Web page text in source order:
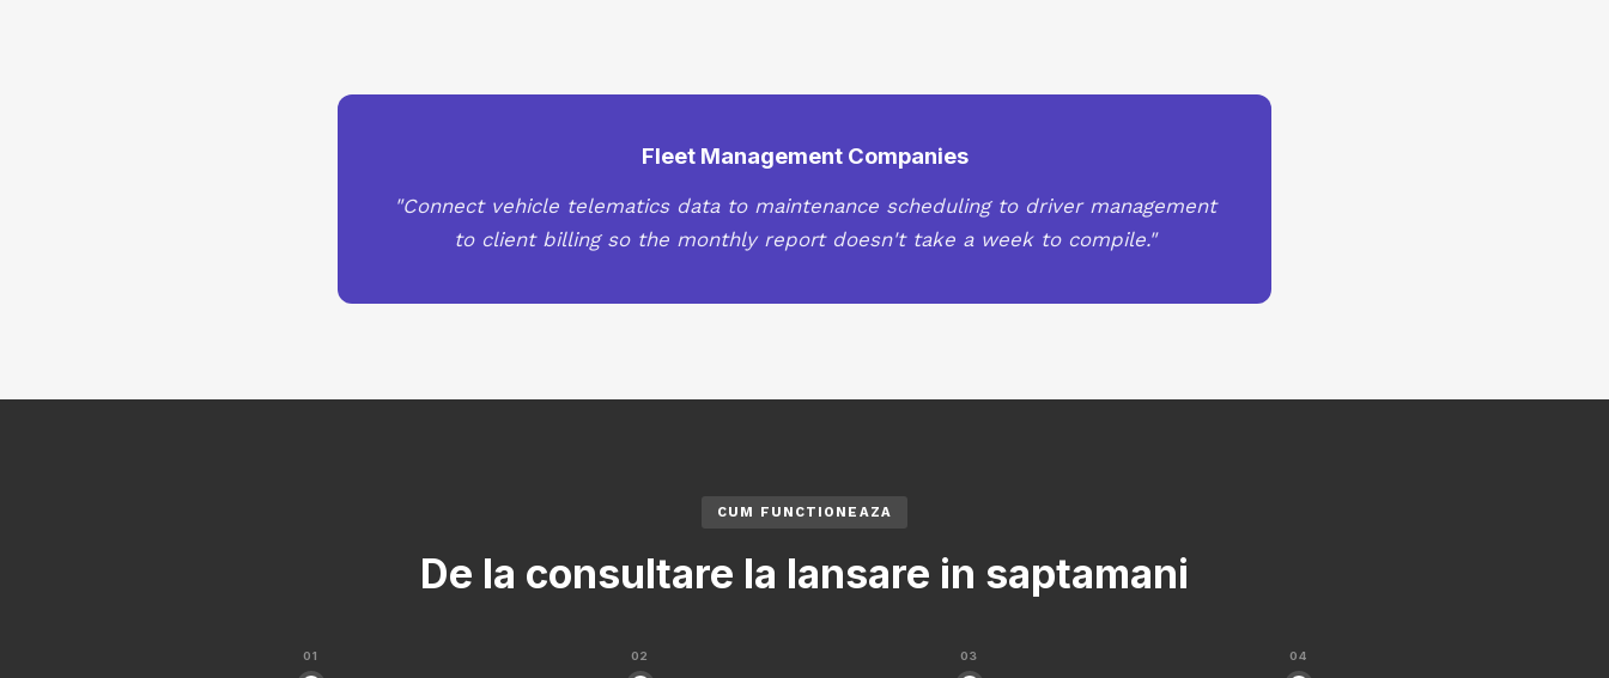
Fleet Management Companies
"Connect vehicle telematics data to maintenance scheduling to driver management
to client billing so the monthly report doesn't take a week to compile."
CUM FUNCTIONEAZA
De la consultare la lansare in saptamani
01 02 03 04